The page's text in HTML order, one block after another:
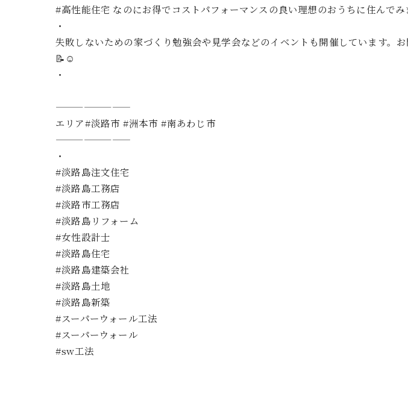
#高性能住宅 なのにお得でコストパフォーマンスの良い理想のおうちに住んで
・
失敗しないための家づくり勉強会や見学会などのイベントも開催しています。
📝☺️
・
————————
エリア#淡路市 #洲本市 #南あわじ市
————————
・
#淡路島注文住宅
#淡路島工務店
#淡路市工務店
#淡路島リフォーム
#女性設計士
#淡路島住宅
#淡路島建築会社
#淡路島土地
#淡路島新築
#スーパーウォール工法
#スーパーウォール
#sw工法